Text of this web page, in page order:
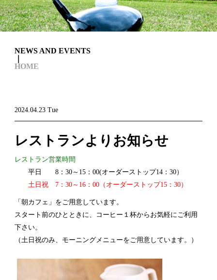
HOME
NEWS AND EVENTS
2024.04.23 Tue
レストランよりお知らせ
レストラン営業時間
平日 8：30～15：00(オーダーストップ14：30）
土日祝 7：30～16：00（オーダーストップ15：30）
「朝カフェ」をご用意しています。
スタート前のひとときに、コーヒー１杯からお気軽にご利用
下さい。
（土日祝のみ、モーニングメニューをご用意しています。）